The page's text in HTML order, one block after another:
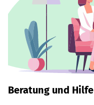
Beratung und Hilfe